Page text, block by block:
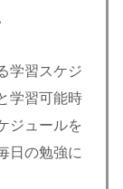
学習スケジ
学習可能時
ジュールを
日の勉強に